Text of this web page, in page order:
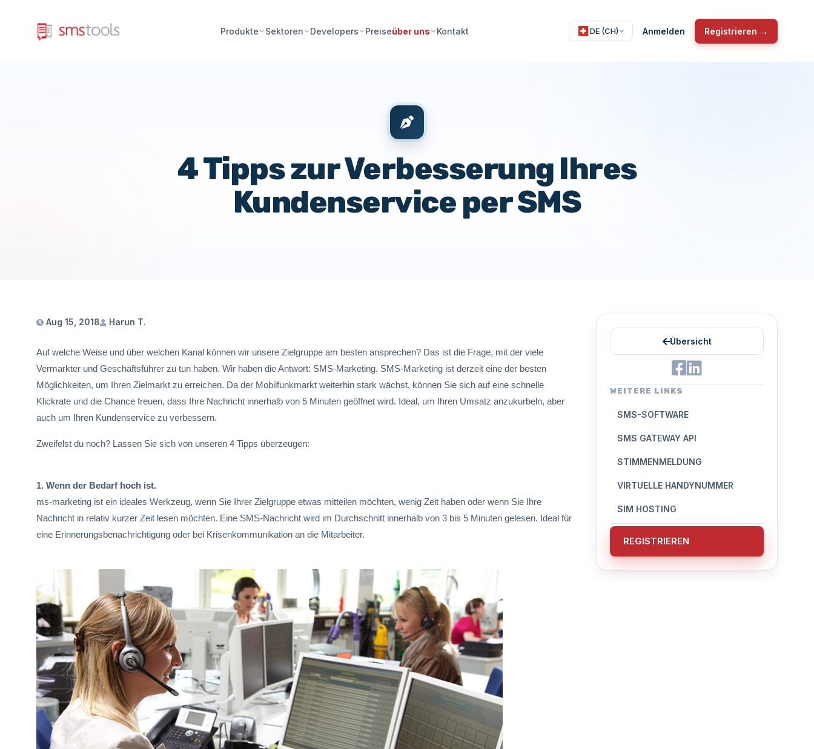
Produkte Sektoren Developers Preiseüber uns Kontakt DE (CH) Anmelden Registrieren →
4 Tipps zur Verbesserung Ihres
Kundenservice per SMS
Aug 15, 2018 Harun T.
Auf welche Weise und über welchen Kanal können wir unsere Zielgruppe am besten ansprechen? Das ist die Frage, mit der viele
Vermarkter und Geschäftsführer zu tun haben. Wir haben die Antwort: SMS-Marketing. SMS-Marketing ist derzeit eine der besten
Möglichkeiten, um Ihren Zielmarkt zu erreichen. Da der Mobilfunkmarkt weiterhin stark wächst, können Sie sich auf eine schnelle
Klickrate und die Chance freuen, dass Ihre Nachricht innerhalb von 5 Minuten geöffnet wird. Ideal, um Ihren Umsatz anzukurbeln, aber
auch um Ihren Kundenservice zu verbessern.
Zweifelst du noch? Lassen Sie sich von unseren 4 Tipps überzeugen:
1. Wenn der Bedarf hoch ist.
ms-marketing ist ein ideales Werkzeug, wenn Sie Ihrer Zielgruppe etwas mitteilen möchten, wenig Zeit haben oder wenn Sie Ihre
Nachricht in relativ kurzer Zeit lesen möchten. Eine SMS-Nachricht wird im Durchschnitt innerhalb von 3 bis 5 Minuten gelesen. Ideal für
eine Erinnerungsbenachrichtigung oder bei Krisenkommunikation an die Mitarbeiter.
Übersicht
WEITERE LINKS
SMS-SOFTWARE
SMS GATEWAY API
STIMMENMELDUNG
VIRTUELLE HANDYNUMMER
SIM HOSTING
REGISTRIEREN